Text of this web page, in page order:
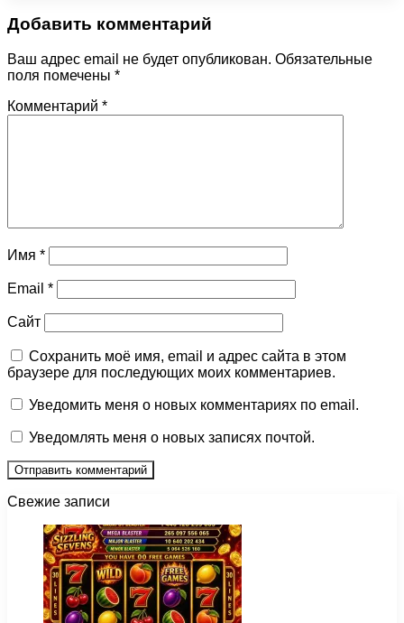
Добавить комментарий
Ваш адрес email не будет опубликован. Обязательные
поля помечены *
Комментарий *
Имя *
Email *
Сайт
Сохранить моё имя, email и адрес сайта в этом
браузере для последующих моих комментариев.
Уведомить меня о новых комментариях по email.
Уведомлять меня о новых записях почтой.
Свежие записи